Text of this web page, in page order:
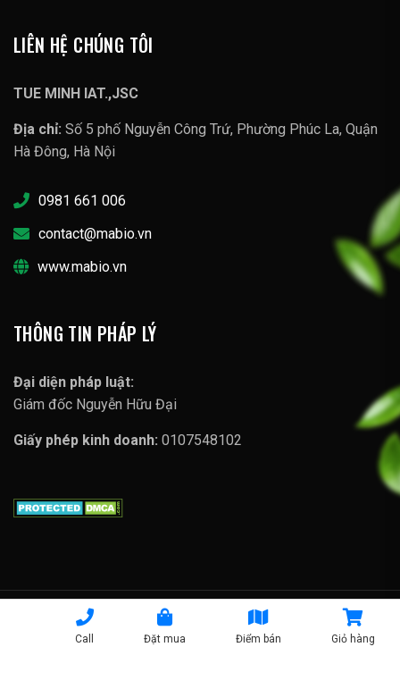
LIÊN HỆ CHÚNG TÔI
TUE MINH IAT.,JSC
Địa chỉ: Số 5 phố Nguyễn Công Trứ, Phường Phúc La, Quận
Hà Đông, Hà Nội
0981 661 006
contact@mabio.vn
www.mabio.vn
THÔNG TIN PHÁP LÝ
Đại diện pháp luật:
Giám đốc Nguyễn Hữu Đại
Giấy phép kinh doanh: 0107548102
Copyright © 2023 Lợi Sữa Mabio
Chính sách bảo mật |Chính sách vận chuyển |
Chính sách
Call Đặt mua Điểm bán Giỏ hàng